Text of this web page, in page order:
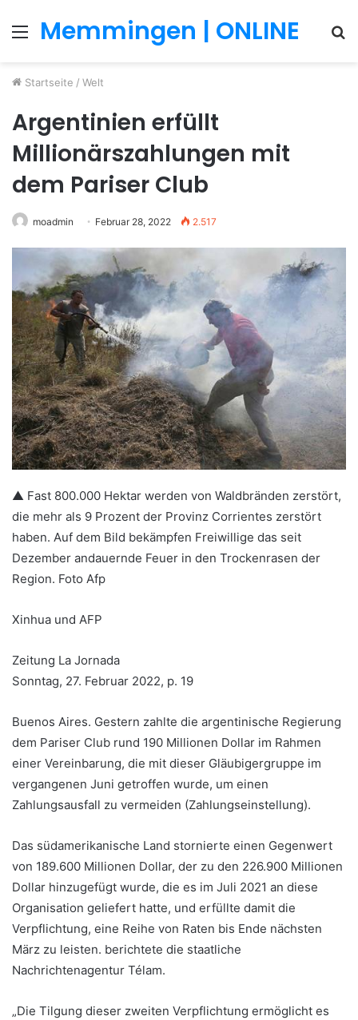
MenüMemmingen | ONLINE
Startseite / Welt
Argentinien erfüllt
Millionärszahlungen mit
dem Pariser Club
moadmin Februar 28, 2022 2.517
▲ Fast 800.000 Hektar werden von Waldbränden zerstört,
die mehr als 9 Prozent der Provinz Corrientes zerstört
haben. Auf dem Bild bekämpfen Freiwillige das seit
Dezember andauernde Feuer in den Trockenrasen der
Region. Foto Afp
Xinhua und AFP
Zeitung La Jornada
Sonntag, 27. Februar 2022, p. 19
Buenos Aires. Gestern zahlte die argentinische Regierung
dem Pariser Club rund 190 Millionen Dollar im Rahmen
einer Vereinbarung, die mit dieser Gläubigergruppe im
vergangenen Juni getroffen wurde, um einen
Zahlungsausfall zu vermeiden (Zahlungseinstellung).
Das südamerikanische Land stornierte einen Gegenwert
von 189.600 Millionen Dollar, der zu den 226.900 Millionen
Dollar hinzugefügt wurde, die es im Juli 2021 an diese
Organisation geliefert hatte, und erfüllte damit die
Verpflichtung, eine Reihe von Raten bis Ende nächsten
März zu leisten. berichtete die staatliche
Nachrichtenagentur Télam.
„Die Tilgung dieser zweiten Verpflichtung ermöglicht es